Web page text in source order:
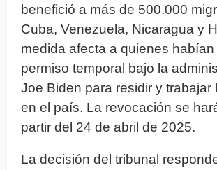
benefició a más de 500.000
Cuba, Venezuela, Nicaragua y
medida afecta a quienes
permiso temporal bajo la
Joe Biden para residir y trabajar
en el país. La revocación se
partir del 24 de abril de 2025.
La decisión del tribunal